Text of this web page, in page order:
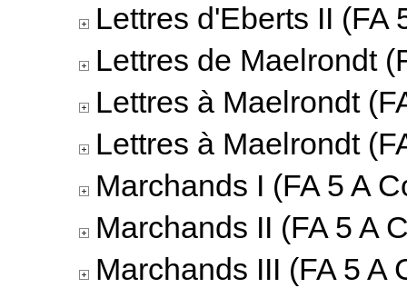
Lettres d'Eberts II (FA
Lettres de Maelrondt
Lettres à Maelrondt
Lettres à Maelrondt
Marchands I (FA 5 A
Marchands II (FA 5 A
Marchands III (FA 5 A